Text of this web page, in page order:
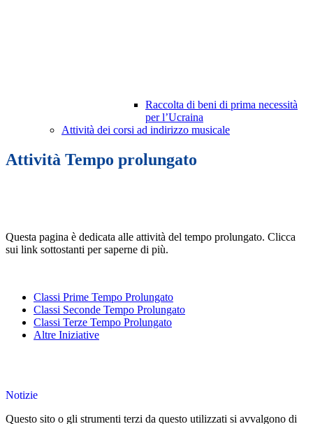
Raccolta di beni di prima necessità
per l’Ucraina
Attività dei corsi ad indirizzo musicale
Attività Tempo prolungato
Questa pagina è dedicata alle attività del tempo prolungato. Clicca
sui link sottostanti per saperne di più.
Classi Prime Tempo Prolungato
Classi Seconde Tempo Prolungato
Classi Terze Tempo Prolungato
Altre Iniziative
Notizie
Questo sito o gli strumenti terzi da questo utilizzati si avvalgono di